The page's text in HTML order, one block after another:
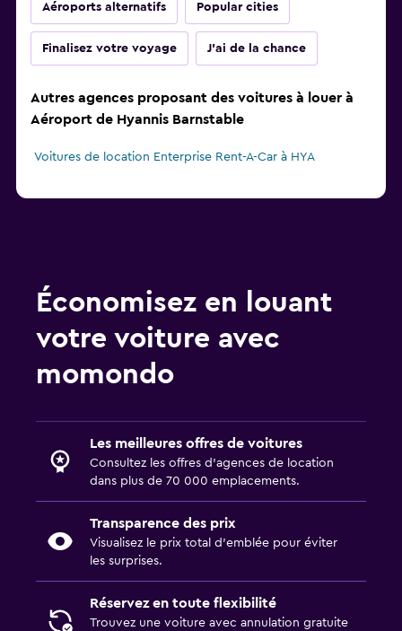
Aéroports alternatifs Popular cities
Finalisez votre voyage J'ai de la chance
Autres agences proposant des voitures à louer à
Aéroport de Hyannis Barnstable
Voitures de location Enterprise Rent-A-Car à HYA
Économisez en louant
votre voiture avec
momondo
Les meilleures offres de voitures
Consultez les offres d’agences de location
dans plus de 70 000 emplacements.
Transparence des prix
Visualisez le prix total d’emblée pour éviter
les surprises.
Réservez en toute flexibilité
Trouvez une voiture avec annulation gratuite